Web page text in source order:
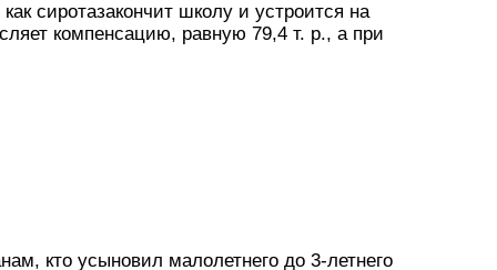
сиротазакончит школу и устроится на
компенсацию, равную 79,4 т. р., а при
кто усыновил малолетнего до 3-летнего